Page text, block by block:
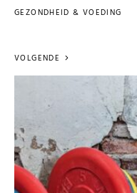
GEZONDHEID & VOEDING
VOLGENDE